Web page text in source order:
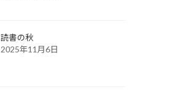
読書の秋
2025年11月6日